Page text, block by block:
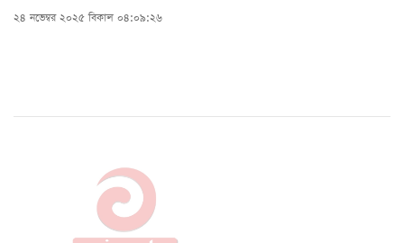
২৪ নভেম্বর ২০২৫ বিকাল ০৪:০৯:২৬